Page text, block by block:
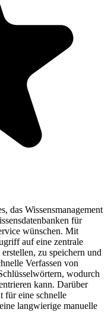
das Wissensmanagement
für
wünschen. Mit
auf eine zentrale
zu speichern und
Verfassen von
wodurch
kann. Darüber
für eine schnelle
langwierige manuelle